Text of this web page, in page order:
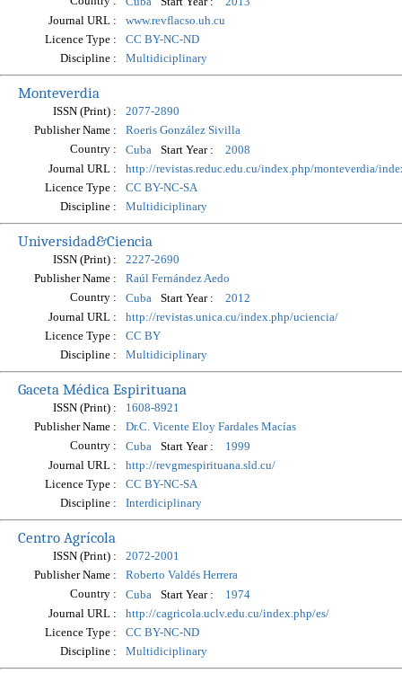
Journal URL :
www.revflacso.uh.cu
Licence Type :
CC BY-NC-ND
Discipline :
Multidiciplinary
Monteverdia
ISSN (Print) :
2077-2890
Publisher Name :
Roeris González Sivilla
Country :
Cuba Start Year :
2008
Journal URL :
http://revistas.reduc.edu.cu/index.php/monteverdia/
Licence Type :
CC BY-NC-SA
Discipline :
Multidiciplinary
Universidad&Ciencia
ISSN (Print) :
2227-2690
Publisher Name :
Raúl Fernández Aedo
Country :
Cuba Start Year :
2012
Journal URL :
http://revistas.unica.cu/index.php/uciencia/
Licence Type :
CC BY
Discipline :
Multidiciplinary
Gaceta Médica Espirituana
ISSN (Print) :
1608-8921
Publisher Name :
Dr.C. Vicente Eloy Fardales Macías
Country :
Cuba Start Year :
1999
Journal URL :
http://revgmespirituana.sld.cu/
Licence Type :
CC BY-NC-SA
Discipline :
Interdiciplinary
Centro Agrícola
ISSN (Print) :
2072-2001
Publisher Name :
Roberto Valdés Herrera
Country :
Cuba Start Year :
1974
Journal URL :
http://cagricola.uclv.edu.cu/index.php/es/
Licence Type :
CC BY-NC-ND
Discipline :
Multidiciplinary